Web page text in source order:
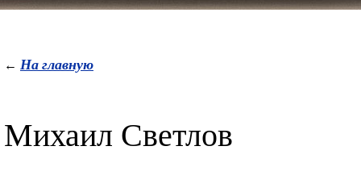
← На главную
Михаил Светлов